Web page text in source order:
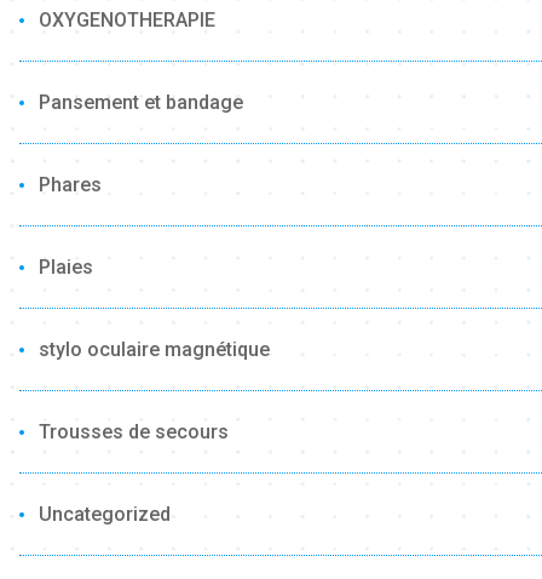
OXYGENOTHERAPIE
Pansement et bandage
Phares
Plaies
stylo oculaire magnétique
Trousses de secours
Uncategorized